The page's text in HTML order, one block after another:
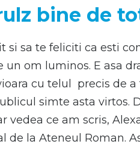
bine de
si sa te feliciti ca esti
om luminos. E asa
cu telul precis de
simte asta
vedea ce am scris,
de la Ateneul Roman.